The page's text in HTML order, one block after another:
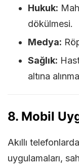
Hukuk:
dökülmesi.
Medya:
Sağlık:
altına
8. Mobil
Akıllı
uygulamaları,